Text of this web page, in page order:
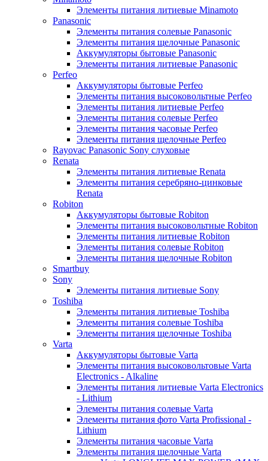
Элементы питания литиевые Minamoto
Panasonic
Элементы питания солевые Panasonic
Элементы питания щелочные Panasonic
Аккумуляторы бытовые Panasonic
Элементы питания литиевые Panasonic
Perfeo
Аккумуляторы бытовые Perfeo
Элементы питания высоковольтные Perfeo
Элементы питания литиевые Perfeo
Элементы питания солевые Perfeo
Элементы питания часовые Perfeo
Элементы питания щелочные Perfeo
Rayovac Panasonic Sony слуховые
Renata
Элементы питания литиевые Renata
Элементы питания серебряно-цинковые
Renata
Robiton
Аккумуляторы бытовые Robiton
Элементы питания высоковольтные Robiton
Элементы питания литиевые Robiton
Элементы питания солевые Robiton
Элементы питания щелочные Robiton
Smartbuy
Sony
Элементы питания литиевые Sony
Toshiba
Элементы питания литиевые Toshiba
Элементы питания солевые Toshiba
Элементы питания щелочные Toshiba
Varta
Аккумуляторы бытовые Varta
Элементы питания высоковольтовые Varta
Electronics - Alkaline
Элементы питания литиевые Varta Electronics
- Lithium
Элементы питания солевые Varta
Элементы питания фото Varta Profissional -
Lithium
Элементы питания часовые Varta
Элементы питания щелочные Varta